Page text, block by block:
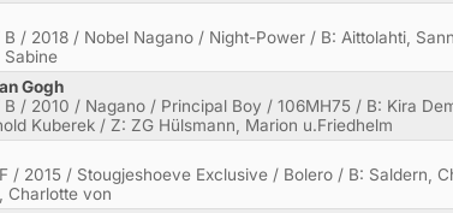
/ 2018 / Nobel Nagano / Night-Power / B: Aittolahti,
Sabine
Gogh
B / 2010 / Nagano / Principal Boy / 106MH75 / B: Kira
Kuberek / Z: ZG Hülsmann, Marion u.Friedhelm
/ 2015 / Stougjeshoeve Exclusive / Bolero / B: Saldern,
Charlotte von